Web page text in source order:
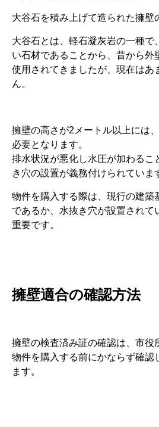
大谷石を積み上げて造られた擁壁
大谷石とは、軽石凝灰岩の一種で
い石材であることから、昔から外
使用されてきましたが、現在はあ
ん。
擁壁の高さが2メートル以上には
必要となります。
排水状況が悪化し水圧が加わるこ
き穴の設置が義務付けられていま
物件を購入する際は、現行の建築
であるか、水抜き穴が設置されて
重要です。
擁壁適合の確認方法
擁壁の検査済み証の確認は、市役
物件を購入する前にかならず確認
ます。